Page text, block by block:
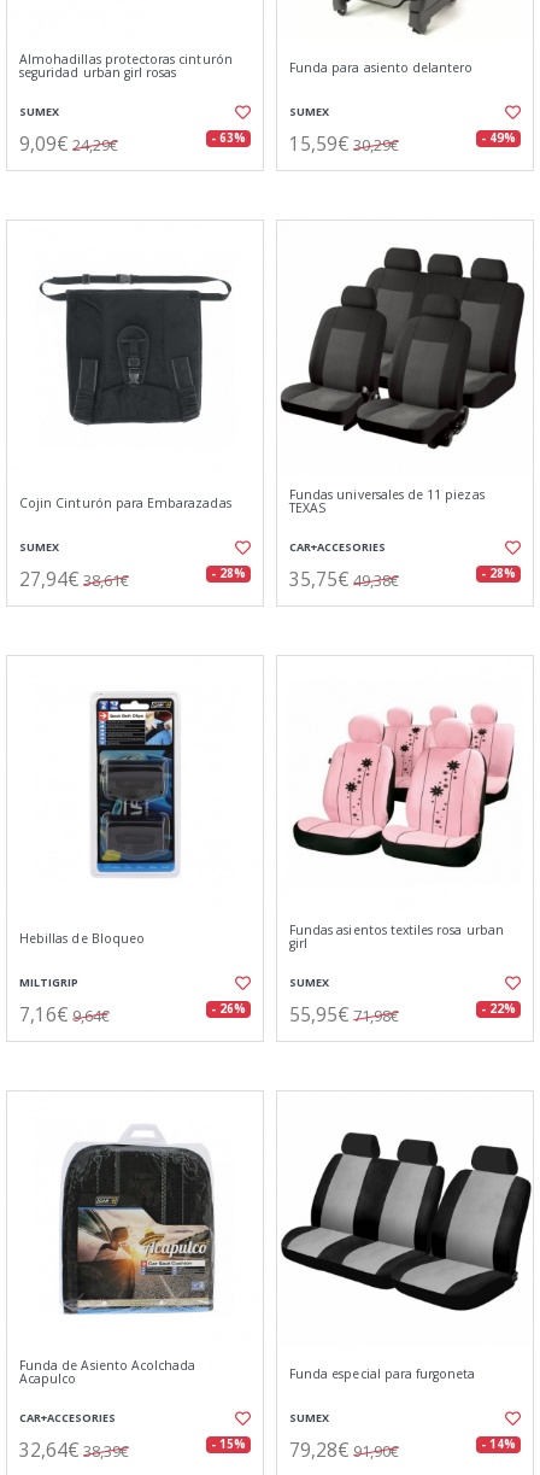
Almohadillas protectoras cinturón
seguridad urban girl rosas
SUMEX
9,09€ 24,29€ - 63%
Funda para asiento delantero
SUMEX
15,59€ 30,29€ - 49%
Cojin Cinturón para Embarazadas
SUMEX
27,94€ 38,61€ - 28%
Fundas universales de 11 piezas
TEXAS
CAR+ACCESORIES
35,75€ 49,38€ - 28%
Hebillas de Bloqueo
MILTIGRIP
7,16€ 9,64€ - 26%
Fundas asientos textiles rosa urban
girl
SUMEX
55,95€ 71,98€ - 22%
Funda de Asiento Acolchada
Acapulco
CAR+ACCESORIES
32,64€ 38,39€ - 15%
Funda especial para furgoneta
SUMEX
79,28€ 91,90€ - 14%